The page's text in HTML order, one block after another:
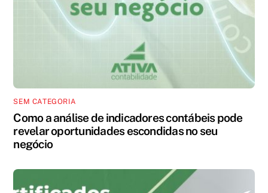
SEM CATEGORIA
Como a análise de indicadores contábeis pode
revelar oportunidades escondidas no seu
negócio